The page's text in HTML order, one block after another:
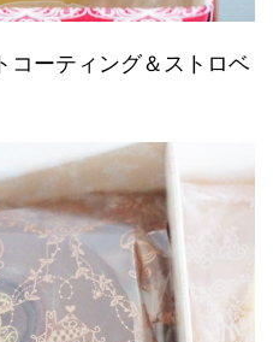
コーティング＆ストロベ